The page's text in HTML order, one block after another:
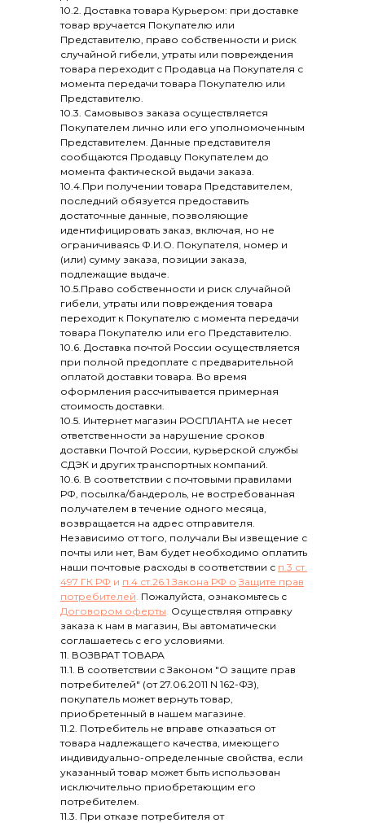
10.2. Доставка товара Курьером: при доставке
товар вручается Покупателю или
Представителю, право собственности и риск
случайной гибели, утраты или повреждения
товара переходит с Продавца на Покупателя с
момента передачи товара Покупателю или
Представителю.
10.3. Самовывоз заказа осуществляется
Покупателем лично или его уполномоченным
Представителем. Данные представителя
сообщаются Продавцу Покупателем до
момента фактической выдачи заказа.
10.4.При получении товара Представителем,
последний обязуется предоставить
достаточные данные, позволяющие
идентифицировать заказ, включая, но не
ограничиваясь Ф.И.О. Покупателя, номер и
(или) сумму заказа, позиции заказа,
подлежащие выдаче.
10.5.Право собственности и риск случайной
гибели, утраты или повреждения товара
переходит к Покупателю с момента передачи
товара Покупателю или его Представителю.
10.6. Доставка почтой России осуществляется
при полной предоплате с предварительной
оплатой доставки товара. Во время
оформления рассчитывается примерная
стоимость доставки.
10.5. Интернет магазин РОСПЛАНТА не несет
ответственности за нарушение сроков
доставки Почтой России, курьерской службы
СДЭК и других транспортных компаний.
10.6. В соответствии с почтовыми правилами
РФ, посылка/бандероль, не востребованная
получателем в течение одного месяца,
возвращается на адрес отправителя.
Независимо от того, получали Вы извещение с
почты или нет, Вам будет необходимо оплатить
наши почтовые расходы в соответствии с п.3 ст.
497 ГК РФ и п.4 ст.26.1 Закона РФ о Защите прав
потребителей. Пожалуйста, ознакомьтесь с
Договором оферты. Осуществляя отправку
заказа к нам в магазин, Вы автоматически
соглашаетесь с его условиями.
11. ВОЗВРАТ ТОВАРА
11.1. В соответствии с Законом "О защите прав
потребителей" (от 27.06.2011 N 162-ФЗ),
покупатель может вернуть товар,
приобретенный в нашем магазине.
11.2. Потребитель не вправе отказаться от
товара надлежащего качества, имеющего
индивидуально-определенные свойства, если
указанный товар может быть использован
исключительно приобретающим его
потребителем.
11.3. При отказе потребителя от